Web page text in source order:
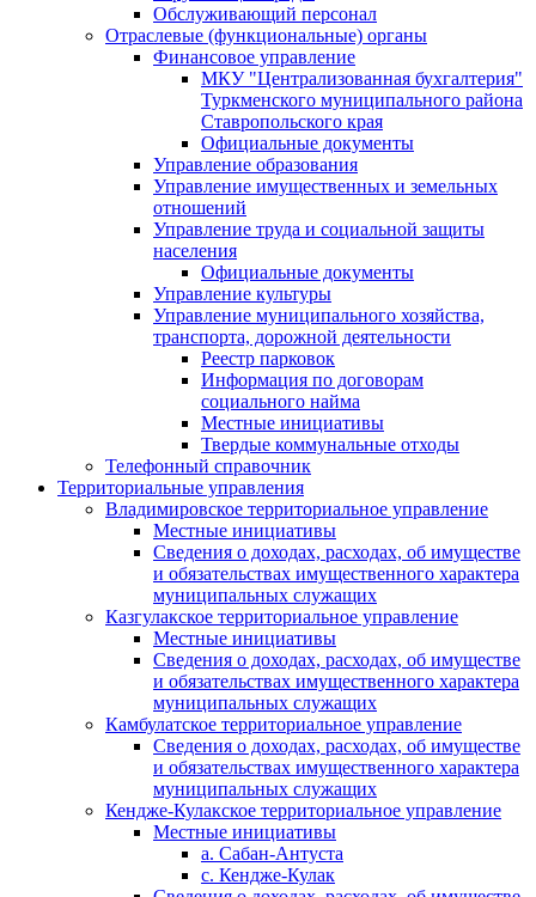
Обслуживающий персонал
Отраслевые (функциональные) органы
Финансовое управление
МКУ "Централизованная бухгалтерия"
Туркменского муниципального района
Ставропольского края
Официальные документы
Управление образования
Управление имущественных и земельных
отношений
Управление труда и социальной защиты
населения
Официальные документы
Управление культуры
Управление муниципального хозяйства,
транспорта, дорожной деятельности
Реестр парковок
Информация по договорам
социального найма
Местные инициативы
Твердые коммунальные отходы
Телефонный справочник
Территориальные управления
Владимировское территориальное управление
Местные инициативы
Сведения о доходах, расходах, об имуществе
и обязательствах имущественного характера
муниципальных служащих
Казгулакское территориальное управление
Местные инициативы
Сведения о доходах, расходах, об имуществе
и обязательствах имущественного характера
муниципальных служащих
Камбулатское территориальное управление
Сведения о доходах, расходах, об имуществе
и обязательствах имущественного характера
муниципальных служащих
Кендже-Кулакское территориальное управление
Местные инициативы
а. Сабан-Антуста
с. Кендже-Кулак